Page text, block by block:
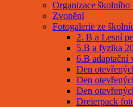
Organizace
Zvonění
Fotogalerie ze
2. B a Lesní
5.B a fyzika
6.B adaptační
Den
Den
Den
Dreierpack